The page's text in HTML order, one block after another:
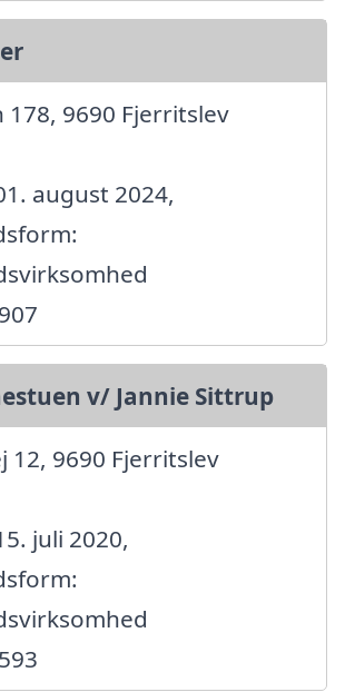
178, 9690 Fjerritslev
august 2024,
v/ Jannie Sittrup
12, 9690 Fjerritslev
juli 2020,